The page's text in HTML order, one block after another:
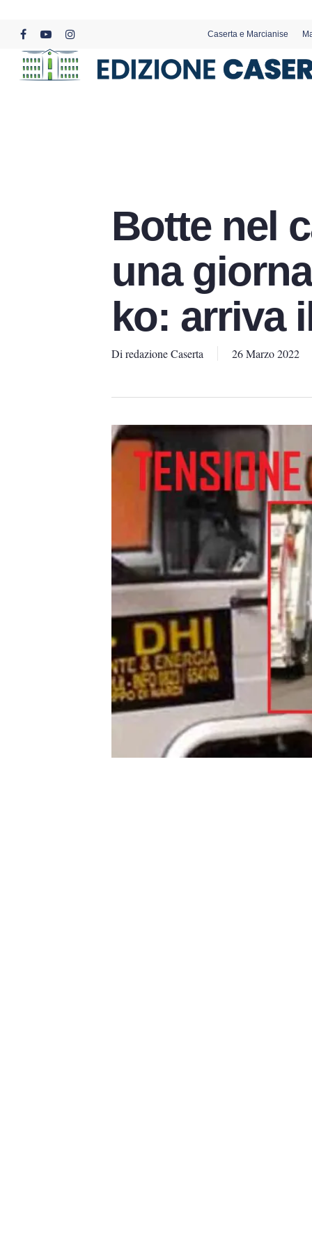
content
facebookyoutubeinstagram
Caserta e Marcianise
Botte nel
una
ko: arriva
Di redazione Caserta 26 Marzo 2022